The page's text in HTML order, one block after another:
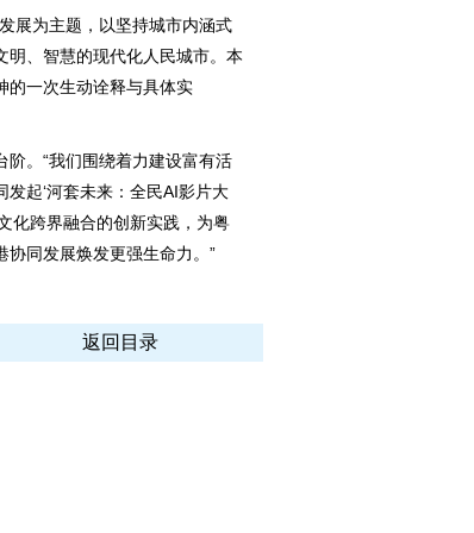
为主题，以坚持城市内涵式
明、智慧的现代化人民城市。本
的一次生动诠释与具体实
。“我们围绕着力建设富有活
起‘河套未来：全民AI影片大
化跨界融合的创新实践，为粤
同发展焕发更强生命力。”
返回目录